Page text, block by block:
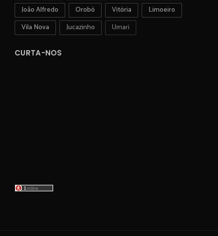
João Alfredo
Orobó Vitória
Limoeiro
Vila Nova
Jucazinho Umari
CURTA-NOS